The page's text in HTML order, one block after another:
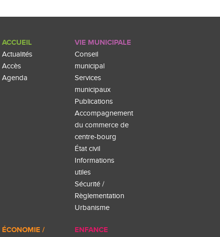
ACCUEIL
Actualités
Accès
Agenda
VIE MUNICIPALE
Conseil
municipal
Services
municipaux
Publications
Accompagnement
du commerce de
centre-bourg
État civil
Informations
utiles
Sécurité /
Règlementation
Urbanisme
ÉCONOMIE /
ENFANCE